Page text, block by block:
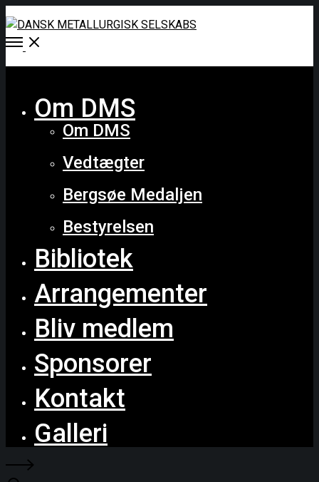
Open
Om DMS
Om DMS
Vedtægter
Bergsøe Medaljen
Bestyrelsen
Bibliotek
Arrangementer
Bliv medlem
Sponsorer
Kontakt
Galleri